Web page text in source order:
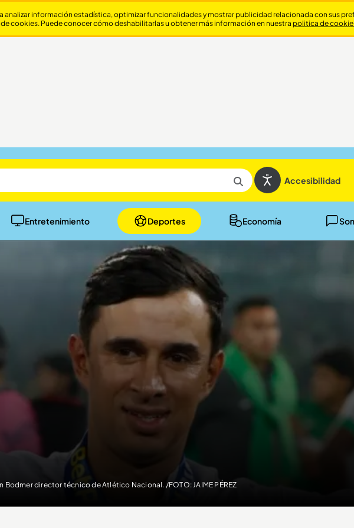
Accesibilidad
Entretenimiento Deportes Economía
Bodmer director técnico de Atlético Nacional. /FOTO: JAIME PÉREZ
información estadística, optimizar funcionalidades y mostrar publicidad relacionada con sus
cookies. Puede conocer cómo deshabilitarlas u obtener más información en nuestra politica de